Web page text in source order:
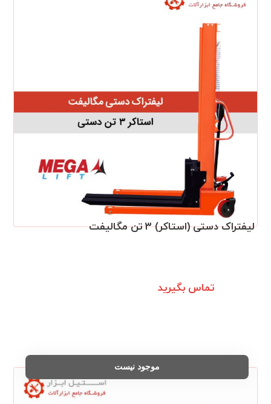
لیفتراک دستی (استاکر) ۳ تن مگالیفت
تماس بگیرید
موجود نیست